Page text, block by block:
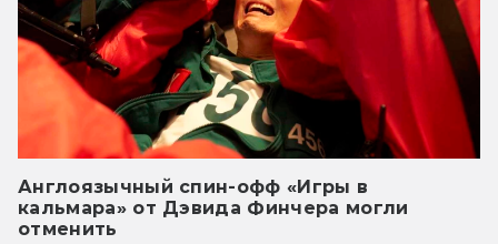
Англоязычный спин-офф «Игры в
кальмара» от Дэвида Финчера могли
отменить